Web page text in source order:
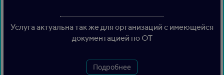
Услуга актуальна так же для организаций с имеющейся
документацией по ОТ
Подробнее